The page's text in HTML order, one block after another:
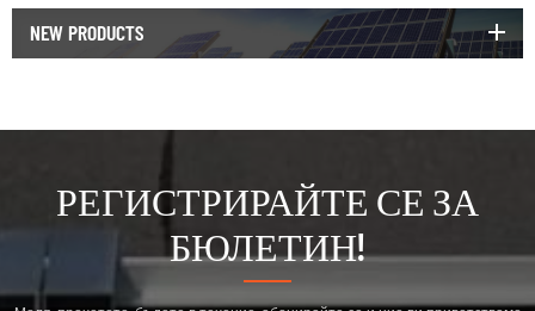
NEW PRODUCTS
РЕГИСТРИРАЙТЕ СЕ ЗА
БЮЛЕТИН!